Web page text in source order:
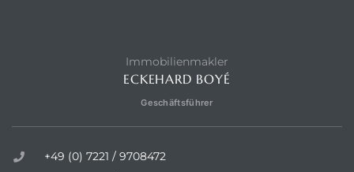
Immobilienmakler
ECKEHARD BOYÉ
Geschäftsführer
+49 (0) 7221 / 9708472